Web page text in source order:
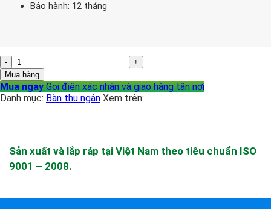
Bảo hành: 12 tháng
Bàn
thu
ngân
TP-
Mua hàng
Mua ngay Gọi điện xác nhận và giao hàng tận nơi
Danh mục: Bàn thu ngân Xem trên:
Sản xuất và lắp ráp tại Việt Nam theo tiêu chuẩn ISO
9001 – 2008.